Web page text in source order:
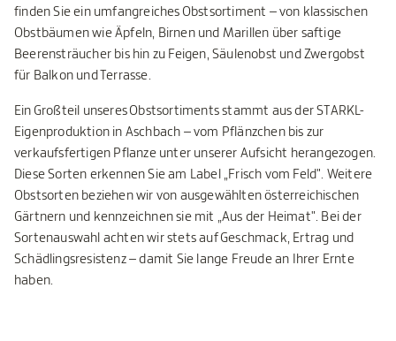
finden Sie ein umfangreiches Obstsortiment – von klassischen
Obstbäumen wie Äpfeln, Birnen und Marillen über saftige
Beerensträucher bis hin zu Feigen, Säulenobst und Zwergobst
für Balkon und Terrasse.
Ein Großteil unseres Obstsortiments stammt aus der STARKL-
Eigenproduktion in Aschbach – vom Pflänzchen bis zur
verkaufsfertigen Pflanze unter unserer Aufsicht herangezogen.
Diese Sorten erkennen Sie am Label „Frisch vom Feld". Weitere
Obstsorten beziehen wir von ausgewählten österreichischen
Gärtnern und kennzeichnen sie mit „Aus der Heimat". Bei der
Sortenauswahl achten wir stets auf Geschmack, Ertrag und
Schädlingsresistenz – damit Sie lange Freude an Ihrer Ernte
haben.